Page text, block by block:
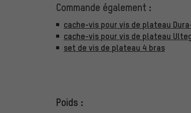
Commande également :
cache-vis pour vis de plateau
cache-vis pour vis de plateau
set de vis de plateau 4 bras
Poids :